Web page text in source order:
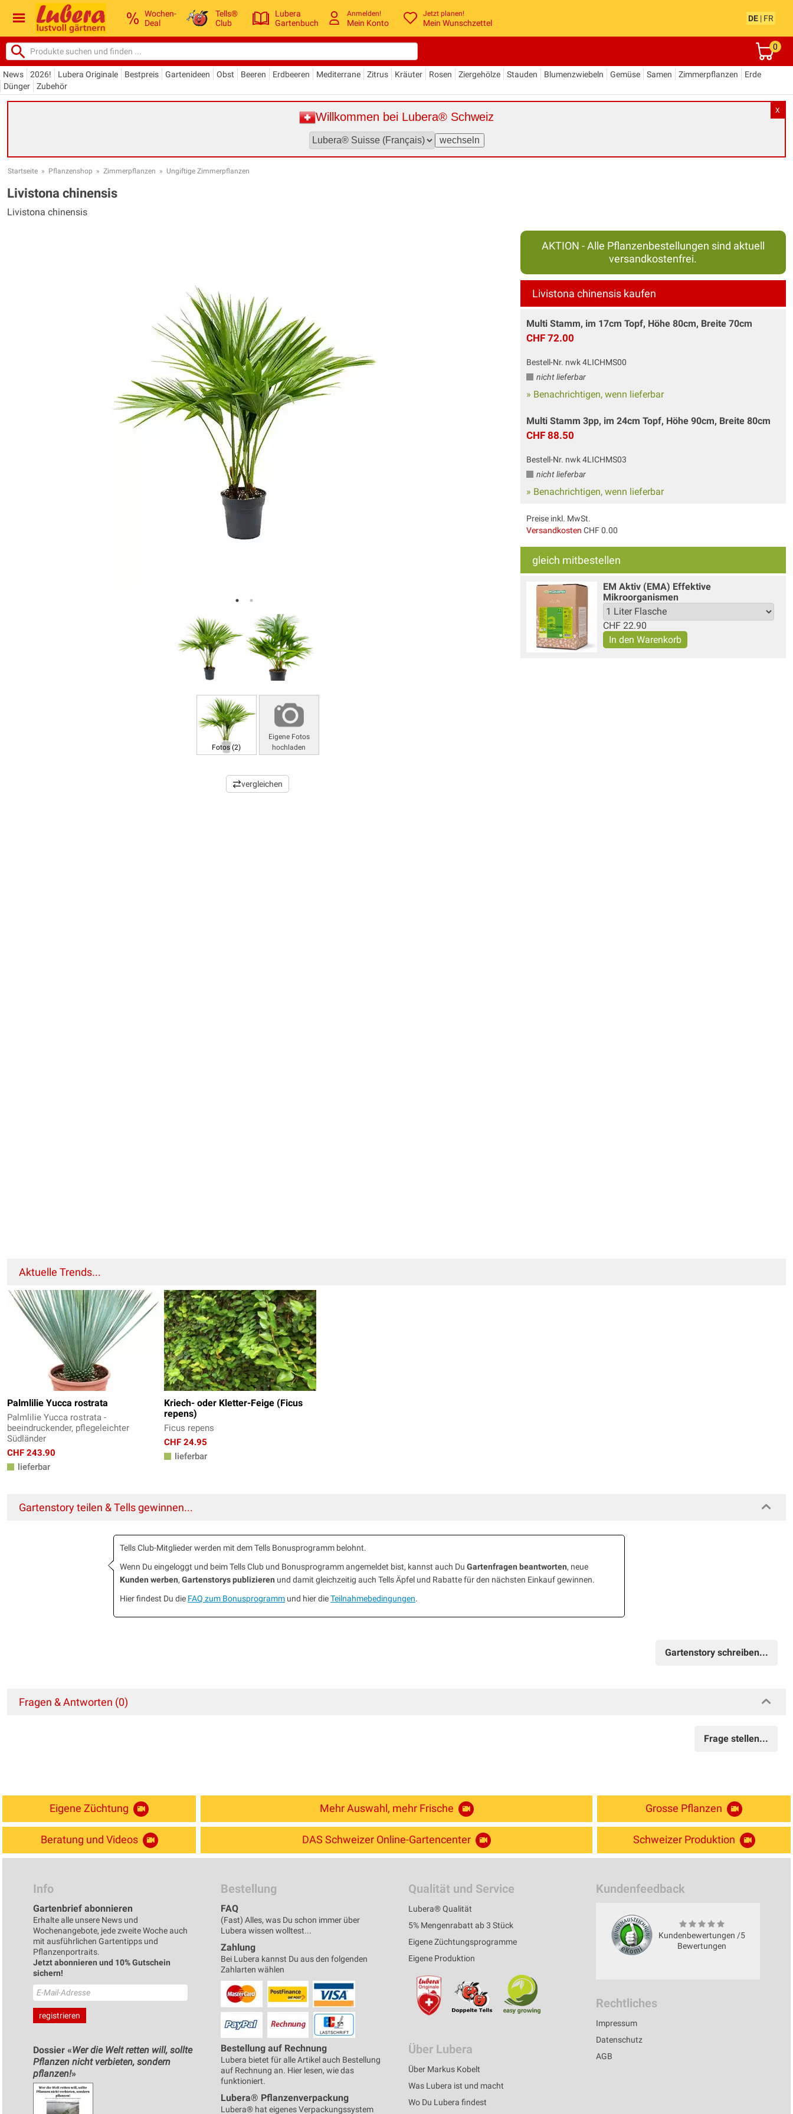
Wochen-
Deal
Tells®
Club
Lubera
Gartenbuch
Anmelden!
Mein Konto
Jetzt planen!
Mein Wunschzettel
DE | FR
0
News 2026! Lubera Originale Bestpreis Gartenideen Obst Beeren Erdbeeren Mediterrane Zitrus Kräuter Rosen Ziergehölze Stauden Blumenzwiebeln Gemüse Samen Zimmerpflanzen
Erde
Dünger
Zubehör
X
Willkommen bei Lubera® Schweiz
Startseite » Pflanzenshop » Zimmerpflanzen » Ungiftige Zimmerpflanzen
Livistona chinensis
Livistona chinensis
Fotos (2)
Eigene Fotos
hochladen
vergleichen
AKTION - Alle Pflanzenbestellungen sind aktuell
versandkostenfrei.
Livistona chinensis kaufen
Multi Stamm, im 17cm Topf, Höhe 80cm, Breite 70cm
CHF 72.00
Bestell-Nr. nwk 4LICHMS00
nicht lieferbar
» Benachrichtigen, wenn lieferbar
Multi Stamm 3pp, im 24cm Topf, Höhe 90cm, Breite 80cm
CHF 88.50
Bestell-Nr. nwk 4LICHMS03
nicht lieferbar
» Benachrichtigen, wenn lieferbar
Preise inkl. MwSt.
Versandkosten CHF 0.00
gleich mitbestellen
EM Aktiv (EMA) Effektive
Mikroorganismen
CHF 22.90
Aktuelle Trends...
Palmlilie Yucca rostrata
Palmlilie Yucca rostrata -
beeindruckender, pflegeleichter
Südländer
CHF 243.90
lieferbar
Kriech- oder Kletter-Feige (Ficus
repens)
Ficus repens
CHF 24.95
lieferbar
Gartenstory teilen & Tells gewinnen...
Tells Club-Mitglieder werden mit dem Tells Bonusprogramm belohnt.
Wenn Du eingeloggt und beim Tells Club und Bonusprogramm angemeldet bist, kannst auch Du Gartenfragen beantworten, neue
Kunden werben, Gartenstorys publizieren und damit gleichzeitig auch Tells Äpfel und Rabatte für den nächsten Einkauf gewinnen.
Hier findest Du die FAQ zum Bonusprogramm und hier dieTeilnahmebedingungen.
Gartenstory schreiben...
Fragen & Antworten (0)
Frage stellen...
Eigene Züchtung Mehr Auswahl, mehr Frische Grosse Pflanzen
Beratung und Videos DAS Schweizer Online-Gartencenter Schweizer Produktion
Info
Gartenbrief abonnieren
Erhalte alle unsere News und
Wochenangebote, jede zweite Woche auch
mit ausführlichen Gartentipps und
Pflanzenportraits.
Jetzt abonnieren und 10% Gutschein
sichern!
Dossier «Wer die Welt retten will, sollte
Pflanzen nicht verbieten, sondern
pflanzen!»
Bestellung
FAQ
(Fast) Alles, was Du schon immer über
Lubera wissen wolltest...
Zahlung
Bei Lubera kannst Du aus den folgenden
Zahlarten wählen
Bestellung auf Rechnung
Lubera bietet für alle Artikel auch Bestellung
auf Rechnung an. Hier lesen, wie das
funktioniert.
Lubera® Pflanzenverpackung
Lubera® hat eigenes Verpackungssystem
Qualität und Service
Lubera® Qualität
5% Mengenrabatt ab 3 Stück
Eigene Züchtungsprogramme
Eigene Produktion
Über Lubera
Über Markus Kobelt
Was Lubera ist und macht
Wo Du Lubera findest
Kundenfeedback
Kundenbewertungen /5
Bewertungen
Rechtliches
Impressum
Datenschutz
AGB